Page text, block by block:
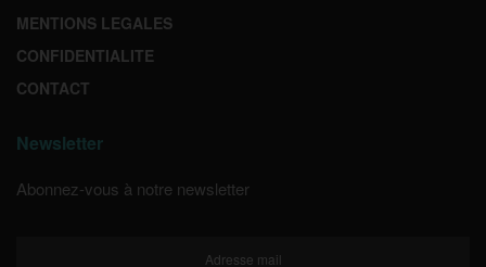
MENTIONS LEGALES
CONFIDENTIALITE
CONTACT
Newsletter
Abonnez-vous à notre newsletter